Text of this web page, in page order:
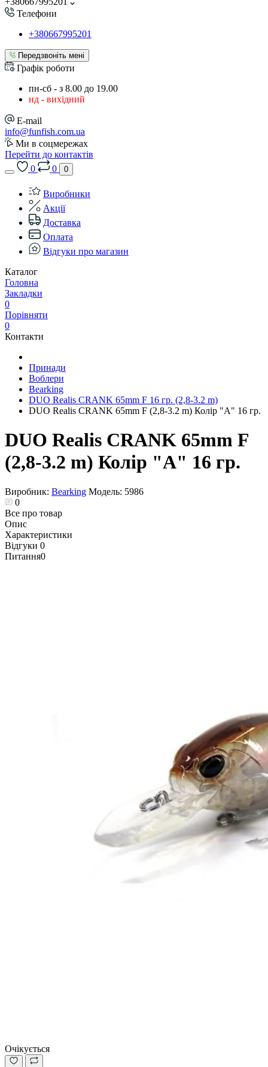
Телефони
+380667995201
Передзвоніть мені
Графік роботи
пн-сб - з 8.00 до 19.00
нд - вихідний
E-mail
info@funfish.com.ua
Ми в соцмережах
Перейти до контактів
0
0 0
Виробники
Акції
Доставка
Оплата
Відгуки про магазин
Каталог
Головна
Закладки
0
Порівняти
0
Контакти
Принади
Воблери
Bearking
DUO Realis CRANK 65mm F 16 гр. (2,8-3.2 m)
DUO Realis CRANK 65mm F (2,8-3.2 m) Колір "A" 16 гр.
DUO Realis CRANK 65mm F
(2,8-3.2 m) Колір "A" 16 гр.
Виробник: Bearking Модель: 5986
0
Все про товар
Опис
Характеристики
Відгуки 0
Питання0
Очікується